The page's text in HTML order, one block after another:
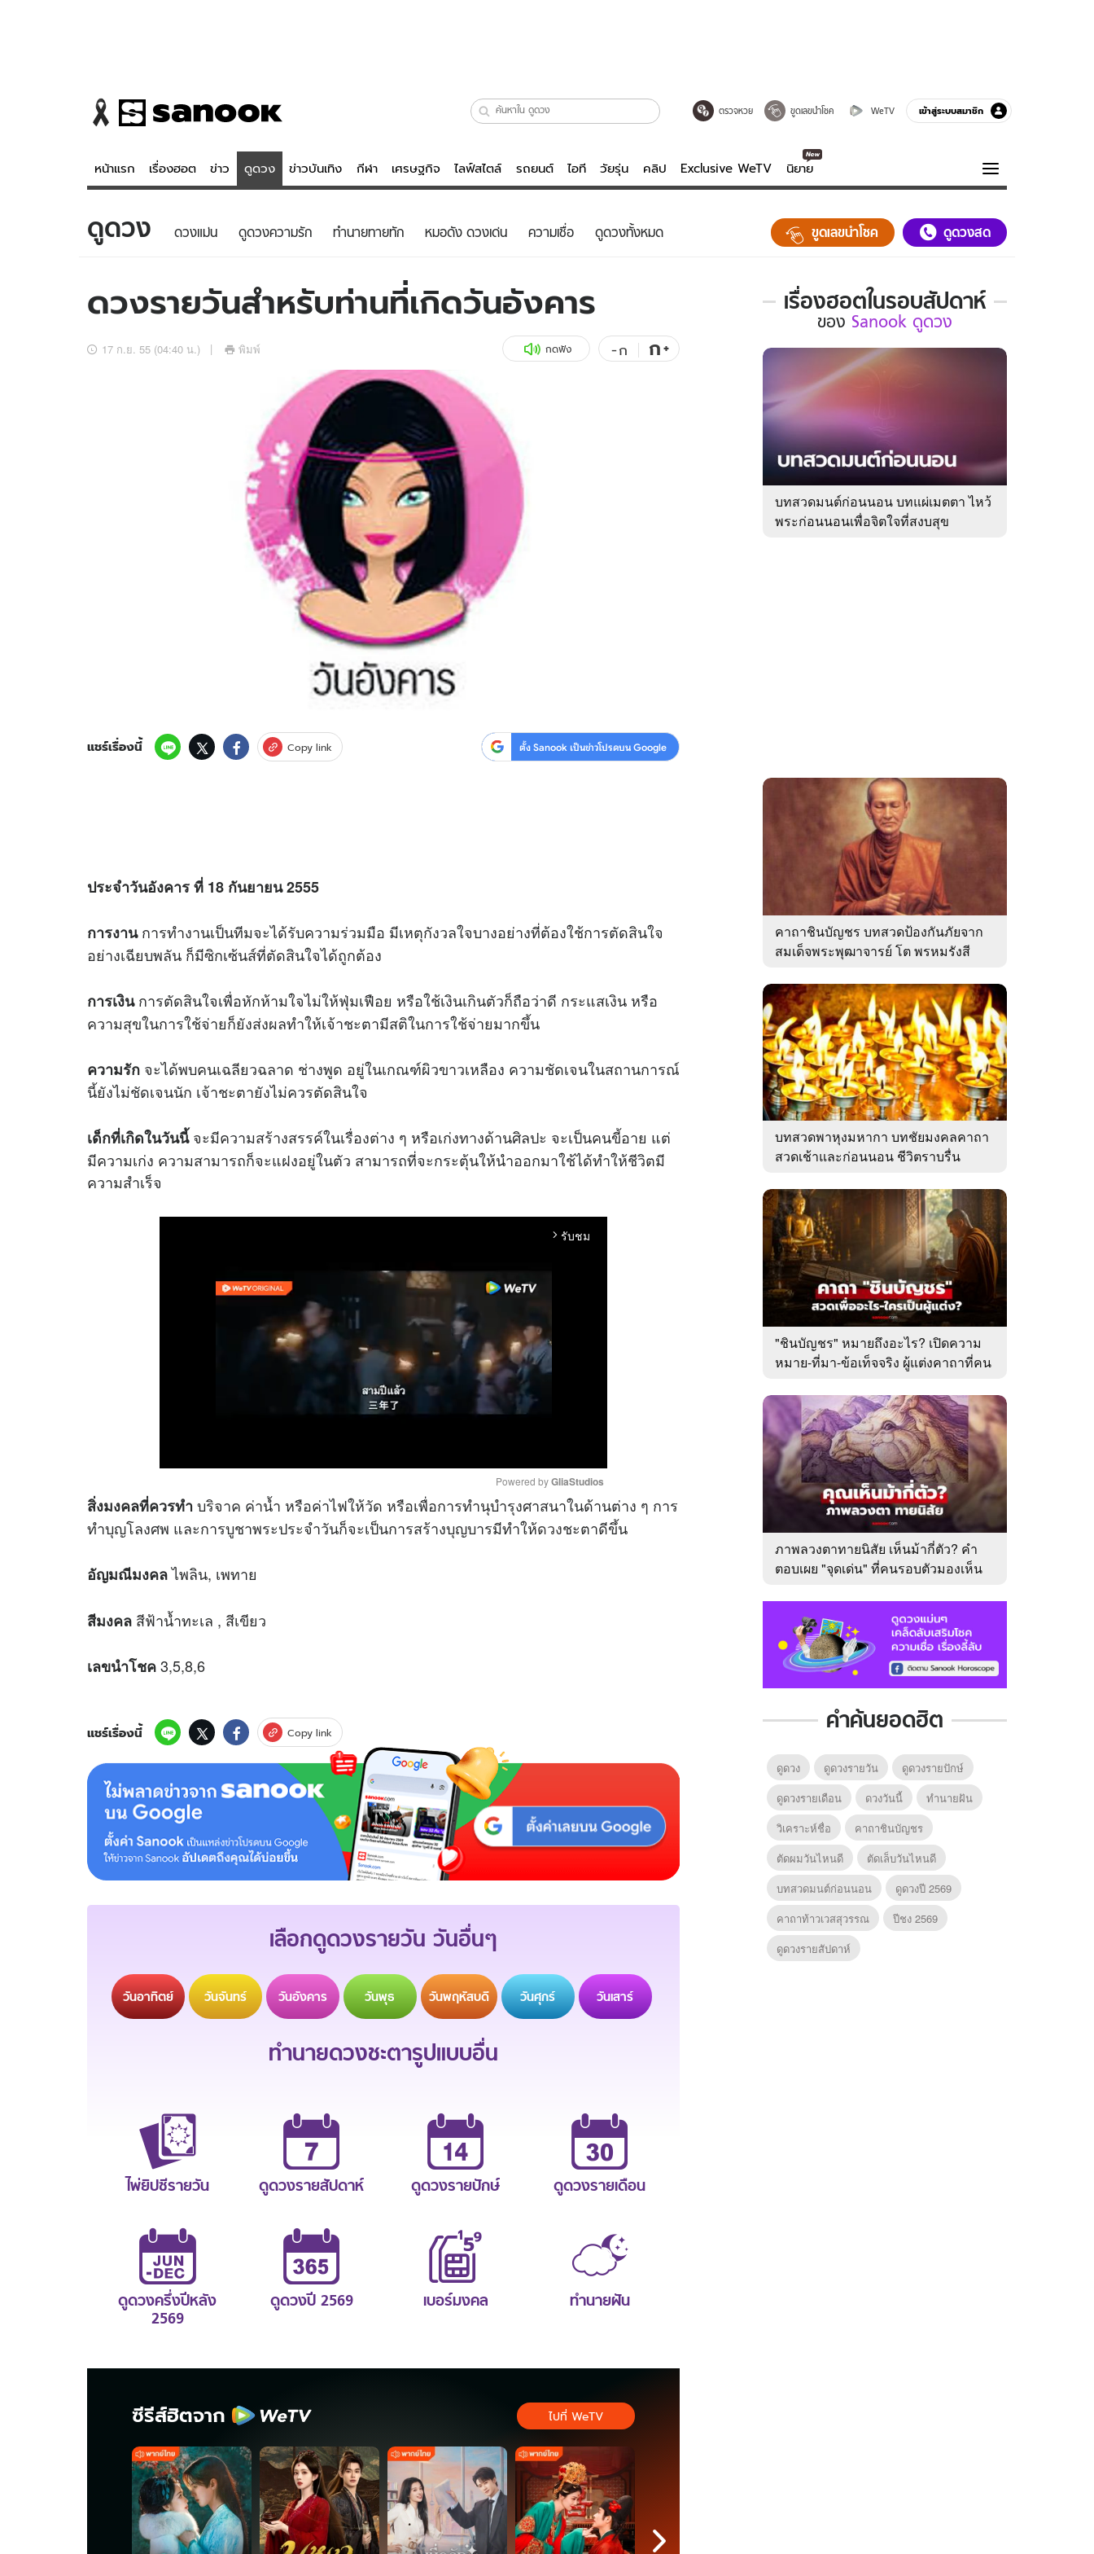
ตรวจหวย ขูดเลขนำโชค WeTV เข้าสู่ระบบสมาชิก
หน้าแรก เรื่องฮอต ข่าว ดูดวง ข่าวบันเทิง กีฬา เศรษฐกิจ ไลฟ์สไตล์ รถยนต์ ไอที วัยรุ่น คลิป Exclusive WeTV นิยาย
ข่าว
ข่าวบันเทิง
ดูดวง - ตรวจหวย
สถิติหวยไทย
ไลฟ์สไตล์
วัยรุ่น
รถยนต์
เที่ยว-กิน
Tasteful Thailand
Sanook Choice
คลิป
พอดแคสต์
ความรู้รอบตัว
ฮาวทู
ติดตามสนุกโซเชียลได้ที่
บริษัท อิมเมจ ฟิวเจอร์ (ประเทศไทย) จำกัด
ดูดวง ดวงแม่น ดูดวงความรัก ทํานายทายทัก หมอดัง ดวงเด่น ความเชื่อ ดูดวงทั้งหมด ขูดเลขนำโชค ดูดวงสด
ดวงรายวันสำหรับท่านที่เกิดวันอังคาร
17 ก.ย. 55 (04:40 น.) พิมพ์ กดฟัง -ก ก+
แชร์เรื่องนี้ Copy link ตั้ง Sanook เป็นข่าวโปรดบน Google
ประจำวันอังคาร ที่ 18 กันยายน 2555
การงานการทำงานเป็นทีมจะได้รับความร่วมมือ มีเหตุกังวลใจบางอย่างที่ต้องใช้การตัดสินใจ
อย่างเฉียบพลัน ก็มีซิกเซ้นส์ที่ตัดสินใจได้ถูกต้อง
การเงินการตัดสินใจเพื่อหักห้ามใจไม่ให้ฟุ่มเฟือย หรือใช้เงินเกินตัวก็ถือว่าดี กระแสเงิน หรือ
ความสุขในการใช้จ่ายก็ยังส่งผลทำให้เจ้าชะตามีสติในการใช้จ่ายมากขึ้น
ความรัก จะได้พบคนเฉลียวฉลาด ช่างพูด อยู่ในเกณฑ์ผิวขาวเหลือง ความชัดเจนในสถานการณ์
นี้ยังไม่ชัดเจนนัก เจ้าชะตายังไม่ควรตัดสินใจ
เด็กที่เกิดในวันนี้จะมีความสร้างสรรค์ในเรื่องต่าง ๆ หรือเก่งทางด้านศิลปะ จะเป็นคนขี้อาย แต่
มีความเก่ง ความสามารถก็จะแฝงอยู่ในตัว สามารถที่จะกระตุ้นให้นำออกมาใช้ได้ทำให้ชีวิตมี
ความสำเร็จ
arrow_forward_ios รับชม
M
Powered by GliaStudios
สิ่งมงคลที่ควรทำบริจาค ค่าน้ำ หรือค่าไฟให้วัด หรือเพื่อการทำนุบำรุงศาสนาในด้านต่าง ๆ การ
ทำบุญโลงศพ และการบูชาพระประจำวันก็จะเป็นการสร้างบุญบารมีทำให้ดวงชะตาดีขึ้น
อัญมณีมงคลไพลิน, เพทาย
สีมงคล สีฟ้าน้ำทะเล , สีเขียว
เลขนำโชค3,5,8,6
แชร์เรื่องนี้ Copy link
เลือกดูดวงรายวัน วันอื่นๆ
วันอาทิตย์ วันจันทร์ วันอังคาร วันพุธ วันพฤหัสบดี วันศุกร์ วันเสาร์
ทำนายดวงชะตารูปแบบอื่น
ไพ่ยิปซีรายวัน ดูดวงรายสัปดาห์ ดูดวงรายปักษ์ ดูดวงรายเดือน
ดูดวงครึ่งปีหลัง
2569
ดูดวงปี 2569 เบอร์มงคล ทำนายฝัน
ซีรีส์ฮิตจาก ไปที่ WeTV
เรื่องฮอตในรอบสัปดาห์
เรื่อง
ใน
รอบ
ของ
Sanook
ดูด
ของ Sanook ดูดวง
บทสวดมนต์ก่อนนอน บทแผ่เมตตา ไหว้
พระก่อนนอนเพื่อจิตใจที่สงบสุข
คาถาชินบัญชร บทสวดป้องกันภัยจาก
สมเด็จพระพุฒาจารย์ โต พรหมรังสี
บทสวดพาหุงมหากา บทชัยมงคลคาถา
สวดเช้าและก่อนนอน ชีวิตราบรื่น
"ชินบัญชร" หมายถึงอะไร? เปิดความ
หมาย-ที่มา-ข้อเท็จจริง ผู้แต่งคาถาที่คน
ภาพลวงตาทายนิสัย เห็นม้ากี่ตัว? คำ
ตอบเผย "จุดเด่น" ที่คนรอบตัวมองเห็น
คำค้นยอดฮิต
ดูดวง ดูดวงรายวัน
ดูดวงรายปักษ์
ดูดวงรายเดือน
ดวงวันนี้
ทํานายฝัน
วิเคราะห์ชื่อ
คาถาชินบัญชร
ตัดผมวันไหนดี
ตัดเล็บวันไหนดี
บทสวดมนต์ก่อนนอน
ดูดวงปี 2569
คาถาท้าวเวสสุวรรณ
ปีชง 2569
ดูดวงรายสัปดาห์